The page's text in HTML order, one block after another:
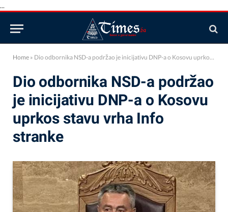
...
Home » Dio odbornika NSD-a podržao je inicijativu DNP-a o Kosovu uprkos stavu vrha Info stranke
Dio odbornika NSD-a podržao
je inicijativu DNP-a o Kosovu
uprkos stavu vrha Info
stranke